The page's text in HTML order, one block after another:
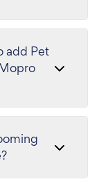
add Pet